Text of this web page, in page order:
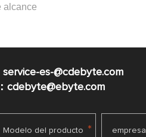
es-@cdebyte.com
cdebyte@ebyte.com
Modelo del producto * empresa